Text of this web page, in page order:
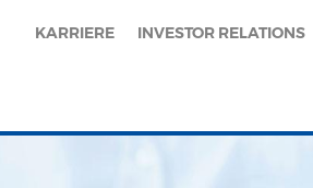
KARRIERE INVESTOR RELATIONS